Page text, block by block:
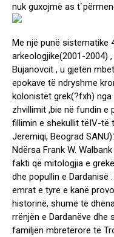
nuk guxojmë as
Me një punë sistematike
arkeologjike(2001-2004)
Bujanovcit , u gjetën
epokave të ndryshme
kolonistët grek(?fxh)
zhvillimit ,bie në fundin e
fillimin e shekullit tëIV-të
Jeremiqi, Beograd
Ndërsa Frank W.
fakti që mitologjia e
dhe popullin e Dardanisë
emrat e tyre e kanë
historinë, shumë të
rrënjën e Dardanëve dhe
familjën mbretërore të